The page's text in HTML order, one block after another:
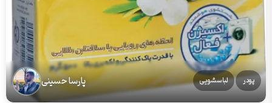
پودر لباسشویی پارسا حسینی